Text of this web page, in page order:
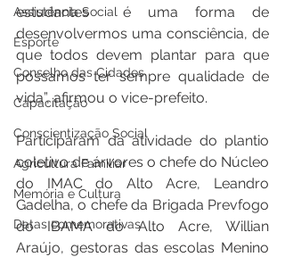
Assistência Social
Esporte
Conselho das Cidades
Capacitação
Conscientização Social
Agricultura Familiar
Memória e Cultura
Datas comemorativas
estudantes  é uma forma de
desenvolvermos uma consciência, de
que todos devem plantar para que
possamos ter sempre qualidade de
vida”, afirmou o vice-prefeito.
Participaram da atividade do plantio
coletivo de árvores o chefe do Núcleo
do IMAC do Alto Acre, Leandro
Gadelha, o chefe da Brigada Prevfogo
do IBAMA do Alto Acre, Willian
Araújo, gestoras das escolas Menino